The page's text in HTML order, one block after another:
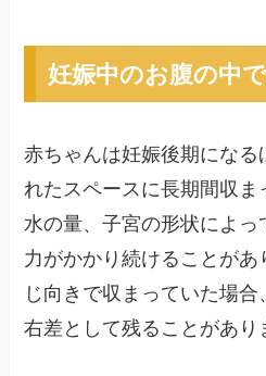
妊娠中のお腹の中
赤ちゃんは妊娠後期になる
れたスペースに長期間収
水の量、子宮の形状によっ
力がかかり続けることがあ
じ向きで収まっていた場
右差として残ることがあり